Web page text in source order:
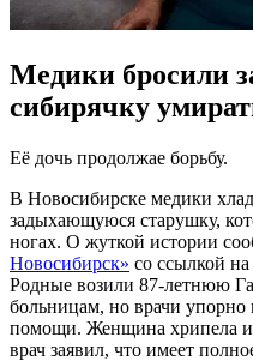
Медики бросили
сибирячку
Её дочь продолжае борьбу.
В Новосибирске медики
задыхающуюся старушку,
ногах. О жуткой истории
Новосибирск» со ссылкой
Родные возили 87-летнюю
больницам, но врачи
помощи. Женщина хрипела
врач заявил, что имеет